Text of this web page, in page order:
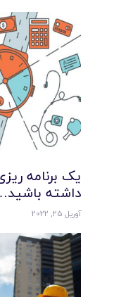
یک برنامه
داشته
آوریل 25, 2022